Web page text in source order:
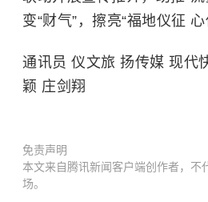
变“财气”，擦亮“福地仪征 心
通讯员 仪文旅 扬传媒 现代
颖 庄剑翔
免责声明
本文来自腾讯新闻客户端创作者，不
场。